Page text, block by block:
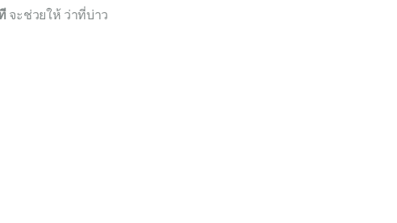
จะช่วยให้ ว่าที่บ่าว